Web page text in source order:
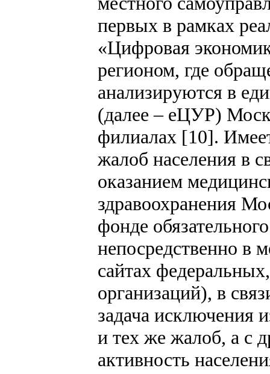
первых в рамках
«Цифровая
регионом, где
анализируются в
(далее – еЦУР)
филиалах [10].
жалоб населения в
оказанием
здравоохранения
фонде
непосредственно в
сайтах
организаций), в
задача исключения
и тех же жалоб, а с
активность